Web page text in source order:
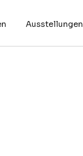
Ausstellungen